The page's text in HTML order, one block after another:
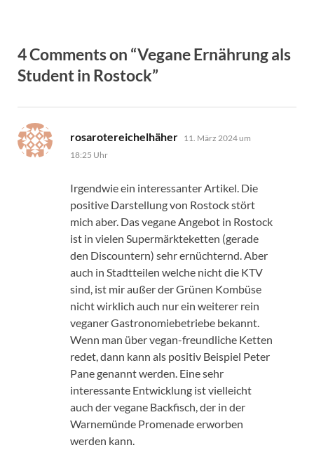
4 Comments on “Vegane Ernährung als
Student in Rostock”
rosarotereichelhäher sagt:
11. März 2024 um
18:25 Uhr
Irgendwie ein interessanter Artikel. Die
positive Darstellung von Rostock stört
mich aber. Das vegane Angebot in Rostock
ist in vielen Supermärkteketten (gerade
den Discountern) sehr ernüchternd. Aber
auch in Stadtteilen welche nicht die KTV
sind, ist mir außer der Grünen Kombüse
nicht wirklich auch nur ein weiterer rein
veganer Gastronomiebetriebe bekannt.
Wenn man über vegan-freundliche Ketten
redet, dann kann als positiv Beispiel Peter
Pane genannt werden. Eine sehr
interessante Entwicklung ist vielleicht
auch der vegane Backfisch, der in der
Warnemünde Promenade erworben
werden kann.